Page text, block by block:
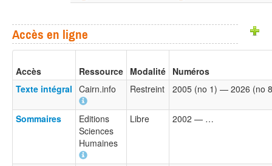
Accès en ligne
Accès Ressource Modalité Numéros
Texte intégral Cairn.info Restreint 2005 (no 1) — 2026 (no
Sommaires
Editions
Sciences
Humaines
Libre 2002 — …